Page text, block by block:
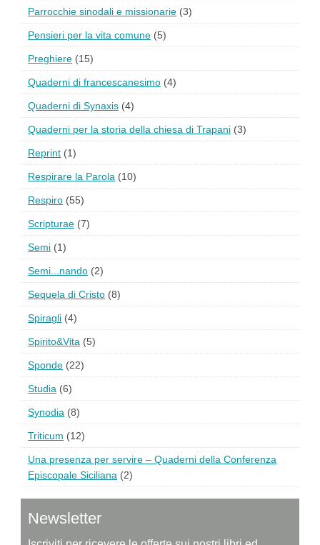
Parrocchie sinodali e missionarie (3)
Pensieri per la vita comune (5)
Preghiere (15)
Quaderni di francescanesimo (4)
Quaderni di Synaxis (4)
Quaderni per la storia della chiesa di Trapani (3)
Reprint (1)
Respirare la Parola (10)
Respiro (55)
Scripturae (7)
Semi (1)
Semi...nando (2)
Sequela di Cristo (8)
Spiragli (4)
Spirito&Vita (5)
Sponde (22)
Studia (6)
Synodia (8)
Triticum (12)
Una presenza per servire – Quaderni della Conferenza
Episcopale Siciliana (2)
Newsletter